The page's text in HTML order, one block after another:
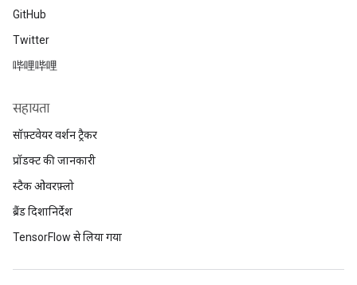
GitHub
Twitter
哔哩哔哩
सहायता
सॉफ़्टवेयर वर्शन ट्रैकर
प्रॉडक्ट की जानकारी
स्टैक ओवरफ़्लो
ब्रैंड दिशानिर्देश
TensorFlow से लिया गया